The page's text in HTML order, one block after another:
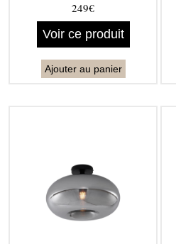
249€
Voir ce produit
Ajouter au panier